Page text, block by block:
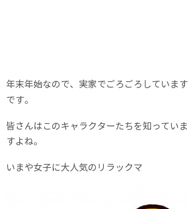
年末年始なので、実家でごろごろしています
です。
皆さんはこのキャラクターたちを知ってい
すよね。
いまや女子に大人気のリラックマ